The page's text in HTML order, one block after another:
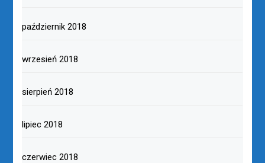
październik 2018
wrzesień 2018
sierpień 2018
lipiec 2018
czerwiec 2018